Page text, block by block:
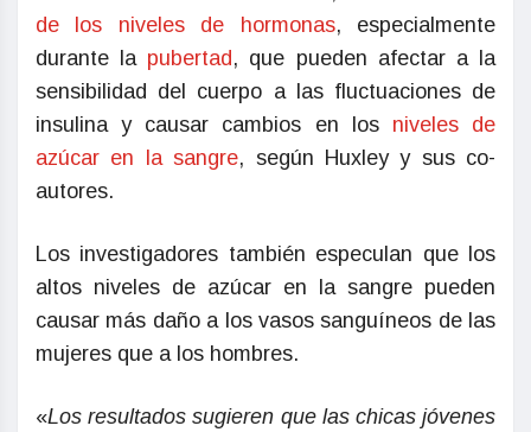
de los niveles de hormonas, especialmente
durante la pubertad , que pueden afectar a la
sensibilidad del cuerpo a las fluctuaciones de
insulina y causar cambios en los niveles de
azúcar en la sangre, según Huxley y sus co-
autores.
Los investigadores también especulan que los
altos niveles de azúcar en la sangre pueden
causar más daño a los vasos sanguíneos de las
mujeres que a los hombres.
«Los resultados sugieren que las chicas jóvenes